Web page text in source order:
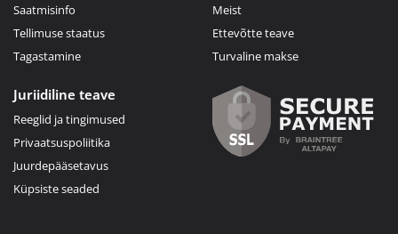
Saatmisinfo
Tellimuse staatus
Tagastamine
Meist
Ettevõtte teave
Turvaline makse
Juriidiline teave
Reeglid ja tingimused
Privaatsuspoliitika
Juurdepääsetavus
Küpsiste seaded